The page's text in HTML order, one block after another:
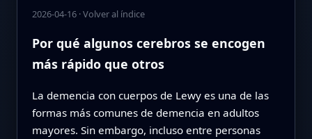
2026-04-16·Volver al índice
Por qué algunos cerebros se encogen
más rápido que otros
La demencia con cuerpos de Lewy es una de las
formas más comunes de demencia en adultos
mayores. Sin embargo, incluso entre personas